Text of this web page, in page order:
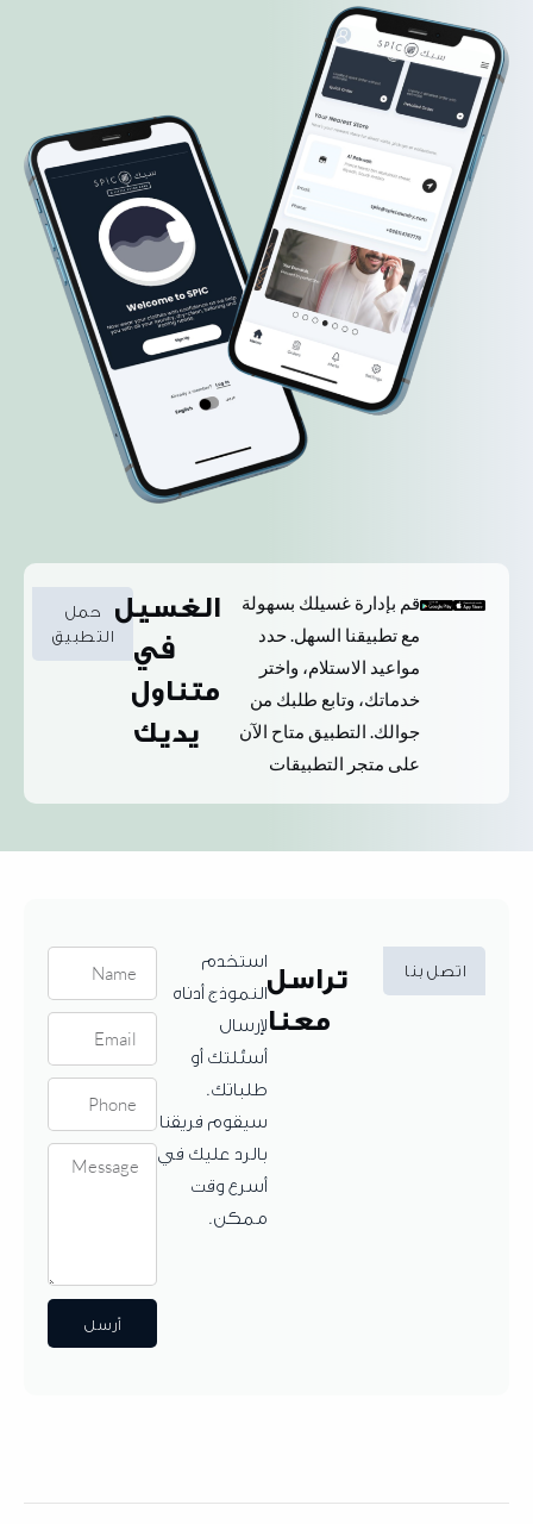
حمل
التطبيق
الغسيل
في
متناول
يديك
قم بإدارة غسيلك بسهولة
مع تطبيقنا السهل. حدد
مواعيد الاستلام، واختر
خدماتك، وتابع طلبك من
جوالك. التطبيق متاح الآن
على متجر التطبيقات
اتصل بنا
تراسل
معنا
استخدم
النموذج أدناه
لإرسال
أسئلتك أو
طلباتك.
سيقوم فريقنا
بالرد عليك في
أسرع وقت
ممكن.
أرسل